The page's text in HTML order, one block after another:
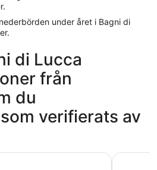
under året i Bagni di
di Lucca
från
du
verifierats av
Sina Astor